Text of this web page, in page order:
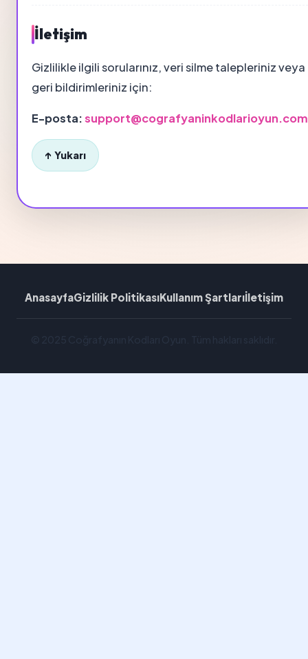
İletişim
Gizlilikle ilgili sorularınız, veri silme talepleriniz veya
geri bildirimleriniz için:
E-posta:support@cografyaninkodlarioyun.com
↑ Yukarı
AnasayfaGizlilik PolitikasıKullanım Şartlarıİletişim